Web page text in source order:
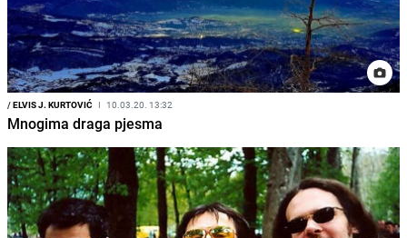
/ELVIS J. KURTOVIĆ I 10.03.20. 13:32
Mnogima draga pjesma